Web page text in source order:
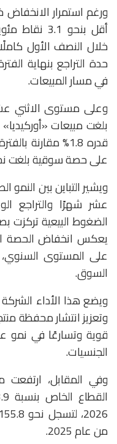
ورغم استمرار الانخفاض
أقل بنحو
خلال النصف الأول
حدة التراجع بنهاية
في مسار المبيعات.
قدره 1.8% مقارنة
على حصة سوقية بلغت نحو
ويشير التباين بين
عشر شهرًا والتراجع
الضغوط البيعية تركزت
على المستوى السنوي،
السوق.
ويضع هذا الأداء
وتعزيز انتشار محفظة
قوية وتسارعًا في نمو
الجنسيات.
وفي المقابل،
من عام 2025.